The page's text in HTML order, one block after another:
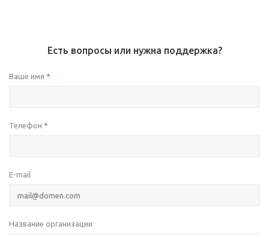
Есть вопросы или нужна поддержка?
Ваше имя *
Телефон *
E-mail
Название организации